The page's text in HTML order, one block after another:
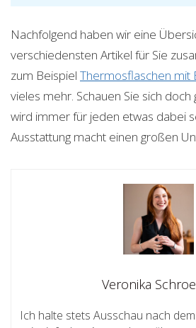
Nachfolgend haben wir eine
verschiedensten Artikel für Sie
zum Beispiel Thermosflaschen mit
vieles mehr. Schauen Sie sich
wird immer für jeden etwas dabei
Ausstattung macht einen großen
Veronika
Ich halte stets Ausschau nach